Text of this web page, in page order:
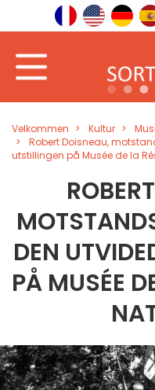
Velkommen Kultur
Robert Doisneau,
utstillingen på Musée de la
DEN
PÅ MUSÉE